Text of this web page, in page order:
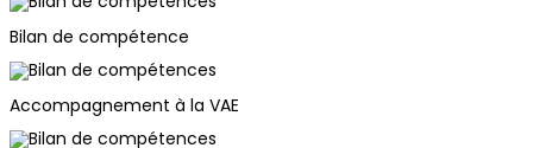
Bilan de compétence
Accompagnement à la VAE